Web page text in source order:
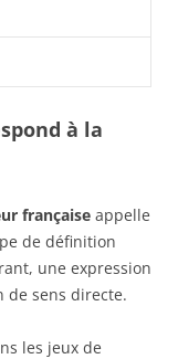
à la
française appelle
de définition
une expression
de sens directe.
les jeux de